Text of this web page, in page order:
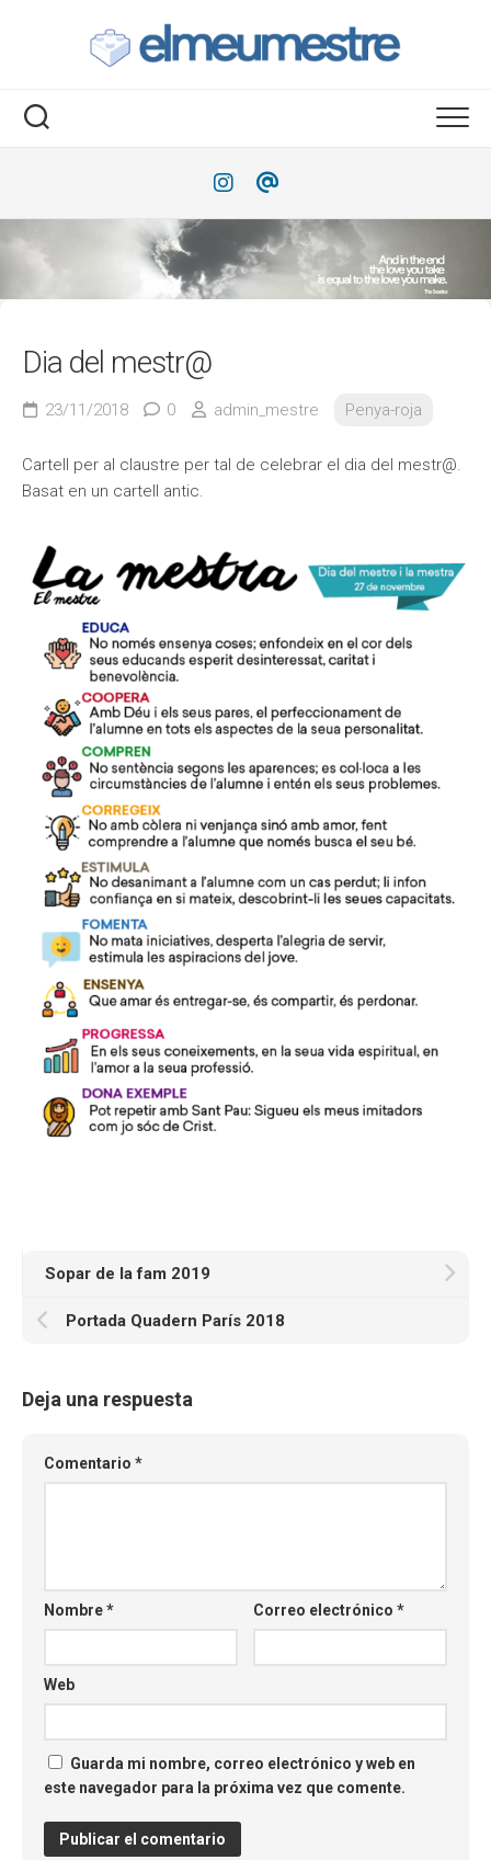
Dia del mestr@
23/11/2018 0 admin_mestre Penya-roja
Cartell per al claustre per tal de celebrar el dia del mestr@.
Basat en un cartell antic.
Sopar de la fam 2019
Portada Quadern París 2018
Deja una respuesta
Comentario *
Nombre* Correo electrónico*
Web
Guarda mi nombre, correo electrónico y web en
este navegador para la próxima vez que comente.